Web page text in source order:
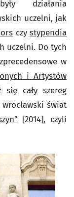
działania
uczelni, jak
czystypendia
uczelni. Do tych
w
i Artystów
się cały szereg
świat
[2014], czyli